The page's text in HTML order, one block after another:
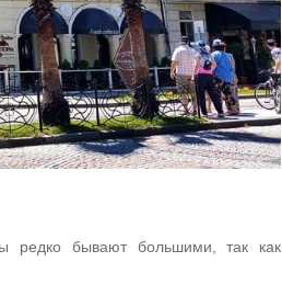
редко бывают большими, так как